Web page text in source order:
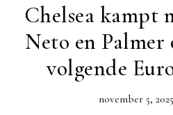
Chelsea kampt
Neto en Palmer
volgende
november 5, 2025